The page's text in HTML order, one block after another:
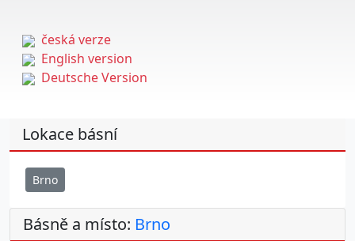
česká verze
English version
Deutsche Version
Lokace básní
Brno
Básně a místo: Brno